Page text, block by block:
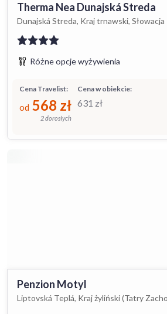
Therma Nea Dunajská Streda
Dunajská Streda, Kraj trnawski, Słowacja
Różne opcje wyżywienia
Cena w obiekcie:
631 zł
Cena Travelist:
od 568 zł
2 dorosłych
Penzion Motyl
Liptovská Teplá, Kraj żyliński (Tatry